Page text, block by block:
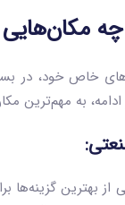
خاص خود، در
که از لوله نیوپایپ
به‌عنوان یکی از